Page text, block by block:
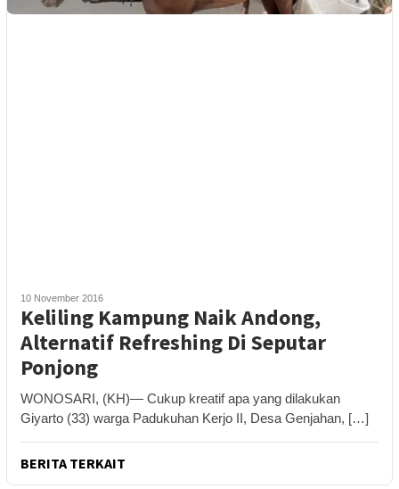
10 November 2016
Keliling Kampung Naik Andong,
Alternatif Refreshing Di Seputar
Ponjong
WONOSARI, (KH)— Cukup kreatif apa yang dilakukan
Giyarto (33) warga Padukuhan Kerjo II, Desa Genjahan, […]
BERITA TERKAIT